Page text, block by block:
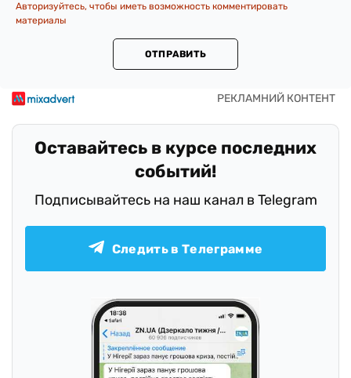
Авторизуйтесь, чтобы иметь возможность комментировать
материалы
ОТПРАВИТЬ
Оставайтесь в курсе последних
событий!
Подписывайтесь на наш канал в Telegram
Следить в Телеграмме